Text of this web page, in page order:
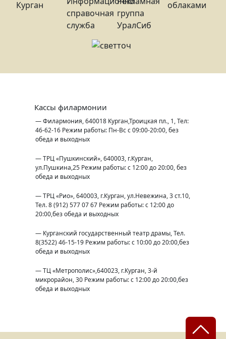
Кассы филармонии
— Филармония, 640018 Курган,Троицкая пл., 1, Тел:
46-62-16 Режим работы: Пн-Вс с 09:00-20:00, без
обеда и выходных
— ТРЦ «Пушкинский», 640003, г.Курган,
ул.Пушкина,25 Режим работы: с 12:00 до 20:00, без
обеда и выходных
— ТРЦ «Рио», 640003, г.Курган, ул.Невежина, 3 ст.10,
Тел. 8 (912) 577 07 67 Режим работы: с 12:00 до
20:00,без обеда и выходных
— Курганский государственный театр драмы, Тел.
8(3522) 46-15-19 Режим работы: с 10:00 до 20:00,без
обеда и выходных
— ТЦ «Метрополис»,640023, г.Курган, 3-й
микрорайон, 30 Режим работы: с 12:00 до 20:00,без
обеда и выходных